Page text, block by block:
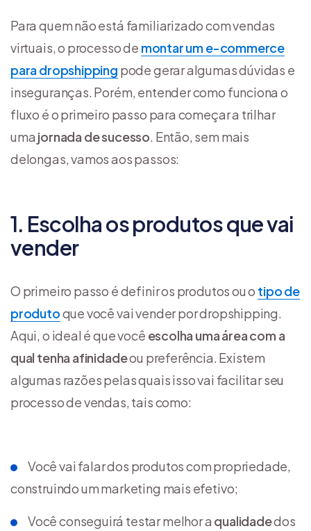
Para quem não está familiarizado com vendas
virtuais, o processo de montar um e-commerce
para dropshipping pode gerar algumas dúvidas e
inseguranças. Porém, entender como funciona o
fluxo é o primeiro passo para começar a trilhar
uma jornada de sucesso. Então, sem mais
delongas, vamos aos passos:
1. Escolha os produtos que vai
vender
O primeiro passo é definir os produtos ou o tipo de
produtoque você vai vender por dropshipping.
Aqui, o ideal é que você escolha uma área com a
qual tenha afinidadeou preferência. Existem
algumas razões pelas quais isso vai facilitar seu
processo de vendas, tais como:
Você vai falar dos produtos com propriedade,
construindo um marketing mais efetivo;
Você conseguirá testar melhor a qualidadedos